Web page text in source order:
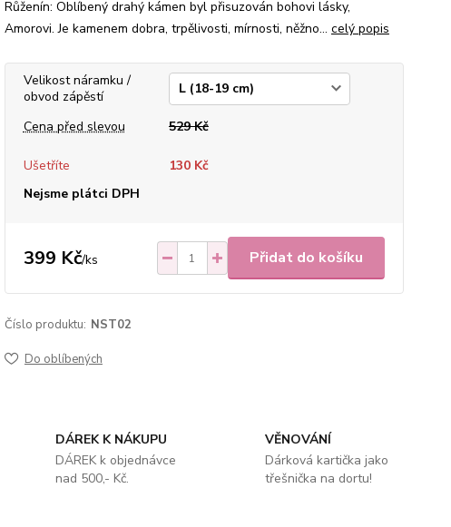
Růženín: Oblíbený drahý kámen byl přisuzován bohovi lásky,
Amorovi. Je kamenem dobra, trpělivosti, mírnosti, něžno... celý popis
Velikost náramku /
obvod zápěstí
Cena před slevou
529 Kč
Ušetříte
130 Kč
Nejsme plátci DPH
399 Kč/ks Přidat do košíku
Číslo produktu: NST02
Do oblíbených
DÁREK K NÁKUPU
DÁREK k objednávce
nad 500,- Kč.
VĚNOVÁNÍ
Dárková kartička jako
třešnička na dortu!